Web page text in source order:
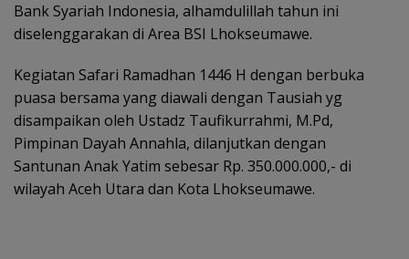
Bank Syariah Indonesia, alhamdulillah tahun ini
diselenggarakan di Area BSI Lhokseumawe.
Kegiatan Safari Ramadhan 1446 H dengan berbuka
puasa bersama yang diawali dengan Tausiah yg
disampaikan oleh Ustadz Taufikurrahmi, M.Pd,
Pimpinan Dayah Annahla, dilanjutkan dengan
Santunan Anak Yatim sebesar Rp. 350.000.000,- di
wilayah Aceh Utara dan Kota Lhokseumawe.